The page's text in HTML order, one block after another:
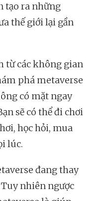
tạo ra những
thế giới lại gần
từ các không gian
phá metaverse
có mặt ngay
sẽ có thể đi chơi
học hỏi, mua
lúc.
đang thay
nhiên ngược